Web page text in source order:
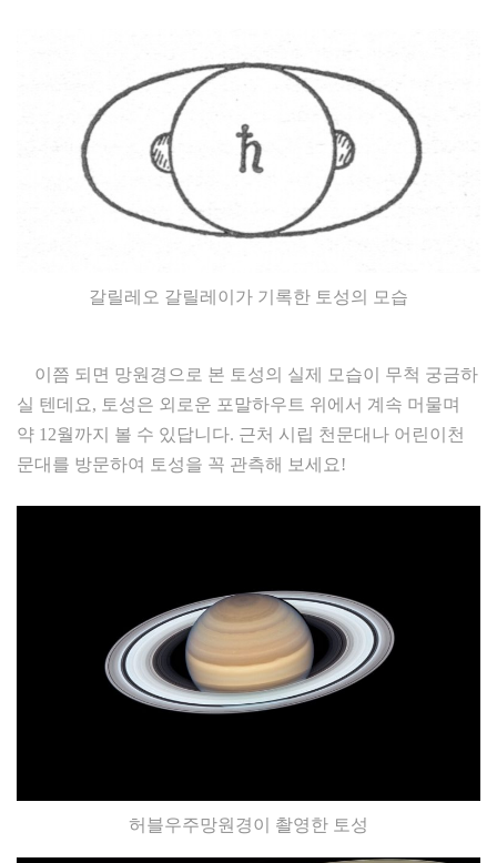
갈릴레오 갈릴레이가 기록한 토성의 모습
이쯤 되면 망원경으로 본 토성의 실제 모습이 무척 궁금하
실 텐데요, 토성은 외로운 포말하우트 위에서 계속 머물며
약 12월까지 볼 수 있답니다. 근처 시립 천문대나 어린이천
문대를 방문하여 토성을 꼭 관측해 보세요!
허블우주망원경이 촬영한 토성